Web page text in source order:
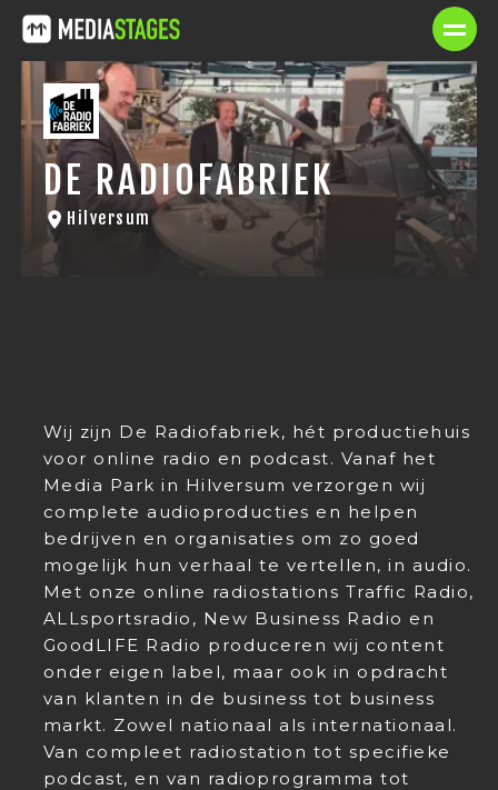
DE RADIOFABRIEK
Hilversum
Wij zijn De Radiofabriek, hét productiehuis
voor online radio en podcast. Vanaf het
Media Park in Hilversum verzorgen wij
complete audioproducties en helpen
bedrijven en organisaties om zo goed
mogelijk hun verhaal te vertellen, in audio.
Met onze online radiostations Traffic Radio,
ALLsportsradio, New Business Radio en
GoodLIFE Radio produceren wij content
onder eigen label, maar ook in opdracht
van klanten in de business tot business
markt. Zowel nationaal als internationaal.
Van compleet radiostation tot specifieke
podcast, en van radioprogramma tot